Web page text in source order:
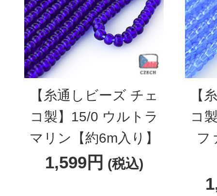
【糸通しビーズ チェ
コ製】15/0 ウルトラ
マリン【約6m入り】
1,599円 (税込)
【
コ
フ